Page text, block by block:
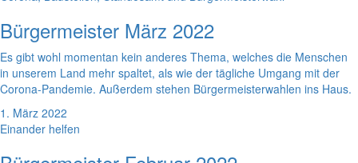
Bürgermeister März 2022
Es gibt wohl momentan kein anderes Thema, welches die Menschen
in unserem Land mehr spaltet, als wie der tägliche Umgang mit der
Corona-Pandemie. Außerdem stehen Bürgermeisterwahlen ins Haus.
1. März 2022
Einander helfen